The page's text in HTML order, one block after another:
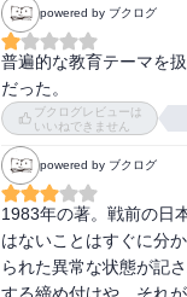
powered by ブクログ
普遍的な教育テーマを
だった。
ブクログレビューは
いいねできません
powered by ブクログ
1983年の著。戦前の日
はないことはすぐに分
られた異常な状態が記